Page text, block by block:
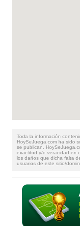
Toda la información
HoySeJuega.com ha sido
se publican.
exactitud y/o veracidad en
los daños que dicha falta
usuarios de este sitio/